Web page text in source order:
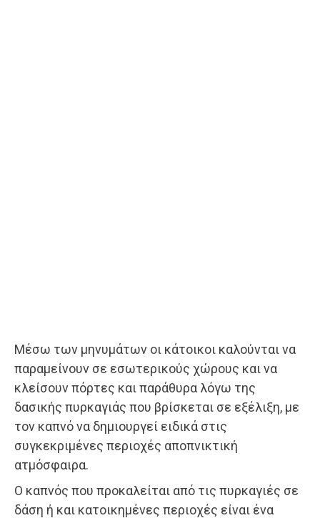
Μέσω των μηνυμάτων οι κάτοικοι καλούνται να
παραμείνουν σε εσωτερικούς χώρους και να
κλείσουν πόρτες και παράθυρα λόγω της
δασικής πυρκαγιάς που βρίσκεται σε εξέλιξη, με
τον καπνό να δημιουργεί ειδικά στις
συγκεκριμένες περιοχές αποπνικτική
ατμόσφαιρα.
Ο καπνός που προκαλείται από τις πυρκαγιές σε
δάση ή και κατοικημένες περιοχές είναι ένα